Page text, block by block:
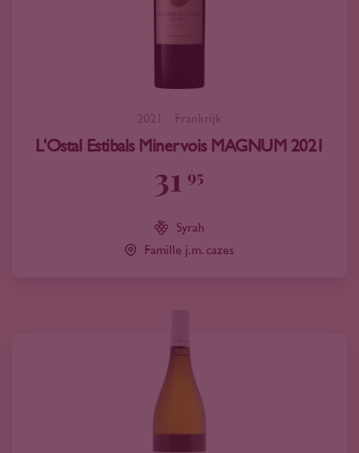
2021 Frankrijk
L'Ostal Estibals Minervois MAGNUM 2021
31 95
Syrah
Famille j.m. cazes